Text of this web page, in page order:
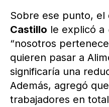
Sobre ese punto, el
Castillo le explicó a
“nosotros
quieren pasar a
significaría una
Además, agregó que
trabajadores en